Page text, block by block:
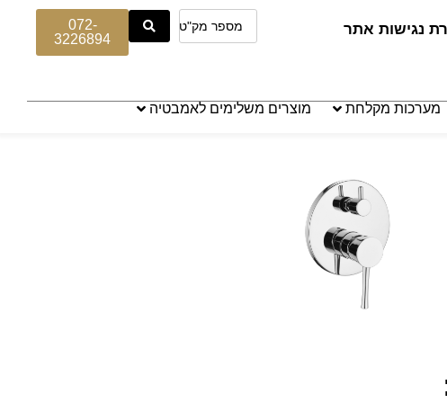
נגישות אתר
072-
3226894
מערכות מקלחת מוצרים משלימים לאמבטיה